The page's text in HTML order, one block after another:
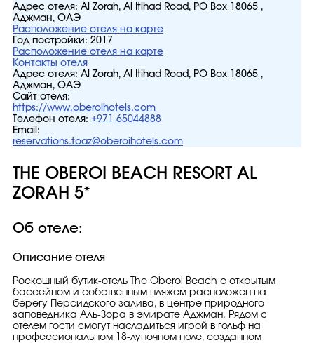
Адрес отеля: Al Zorah, Al Itihad Road, PO Box 18065 ,
Аджман, ОАЭ
Расположение отеля на карте
Год постройки: 2017
Расположение отеля на карте
Контакты отеля
Адрес отеля: Al Zorah, Al Itihad Road, PO Box 18065 ,
Аджман, ОАЭ
Сайт отеля:
https://www.oberoihotels.com
Телефон отеля: +971 65044888
Email:
reservations.toaz@oberoihotels.com
THE OBEROI BEACH RESORT AL
ZORAH 5*
Об отеле:
Описание отеля
Роскошный бутик-отель The Oberoi Beach с открытым
бассейном и собственным пляжем расположен на
берегу Персидского залива, в центре природного
заповедника Аль-Зора в эмирате Аджман. Рядом с
отелем гости смогут насладиться игрой в гольф на
профессиональном 18-луночном поле, созданном